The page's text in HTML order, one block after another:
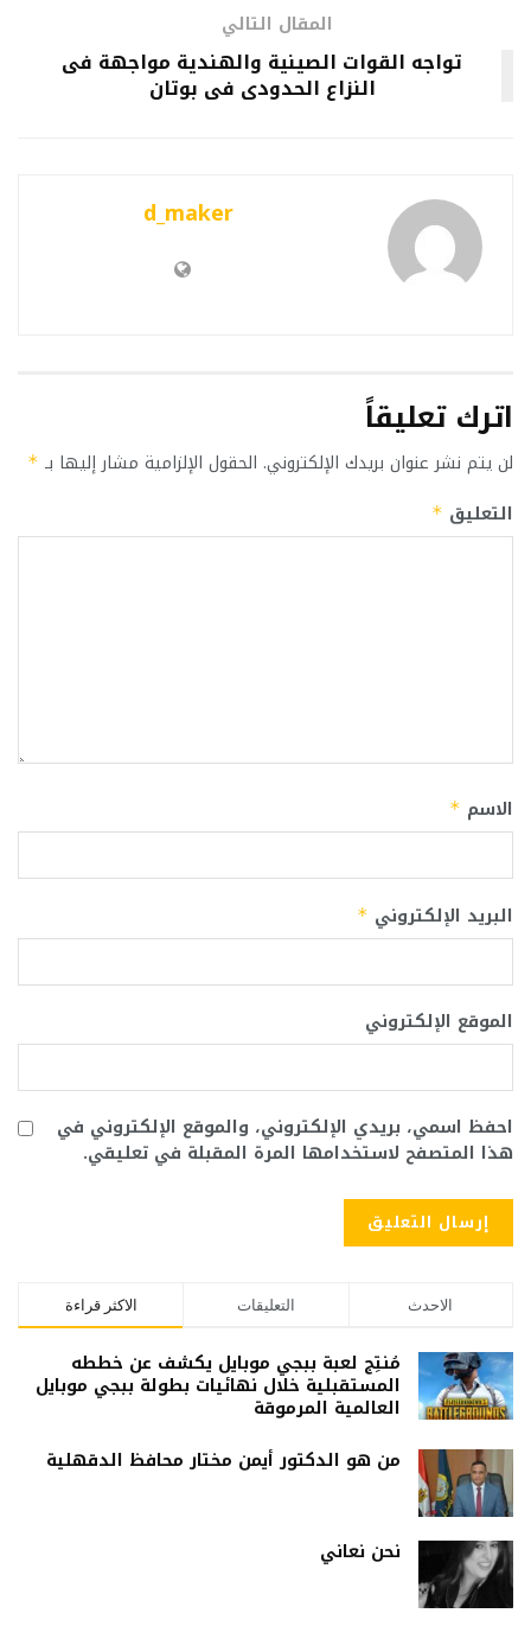
المقال التالي
تواجه القوات الصينية والهندية مواجهة فى
النزاع الحدودى فى بوتان
d_maker
اترك تعليقاً
لن يتم نشر عنوان بريدك الإلكتروني. الحقول الإلزامية مشار إليها بـ *
التعليق *
الاسم *
البريد الإلكتروني *
الموقع الإلكتروني
احفظ اسمي، بريدي الإلكتروني، والموقع الإلكتروني في
هذا المتصفح لاستخدامها المرة المقبلة في تعليقي.
الاكثر قراءة التعليقات الاحدث
مُنتِج لعبة ببجي موبايل يكشف عن خططه
المستقبلية خلال نهائيات بطولة ببجي موبايل
العالمية المرموقة
من هو الدكتور أيمن مختار محافظ الدقهلية
نحن نعاني